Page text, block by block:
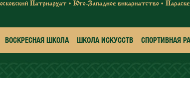
ВОСКРЕСНАЯ ШКОЛА ШКОЛА ИСКУССТВ СПОРТИВНАЯ